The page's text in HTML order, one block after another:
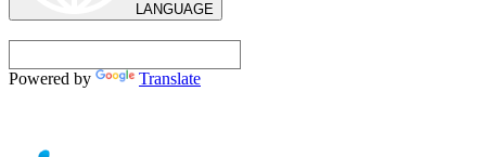
LANGUAGE
Powered by Translate